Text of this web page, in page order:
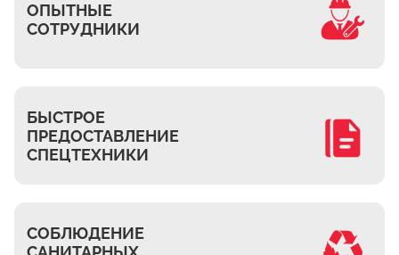
Томилино
Токарёво
Жилино-1
Чкалово
ОПЫТНЫЕ
СОТРУДНИКИ
БЫСТРОЕ
ПРЕДОСТАВЛЕНИЕ
СПЕЦТЕХНИКИ
СОБЛЮДЕНИЕ